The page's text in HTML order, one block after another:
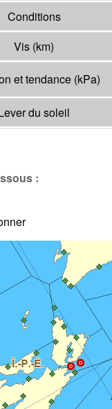
Conditions
Vis (km)
et tendance (kPa)
du soleil
: